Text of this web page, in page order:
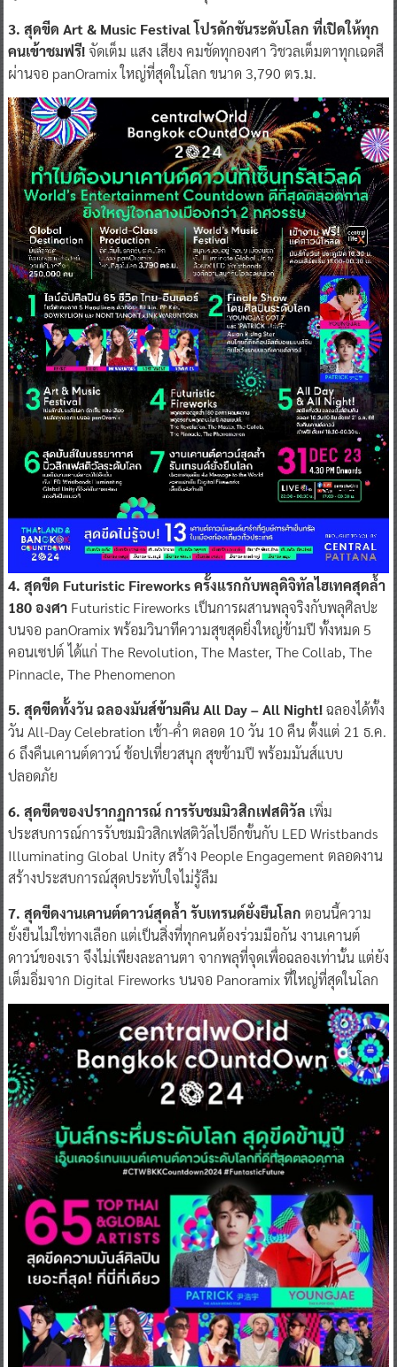
3. สุดขีด Art & Music Festival โปรดักชันระดับโลก ที่เปิดให้ทุก
คนเข้าชมฟรี!จัดเต็ม แสง เสียง คมชัดทุกองศา วิชวลเต็มตาทุกเฉดสี
ผ่านจอ panOramix ใหญ่ที่สุดในโลก ขนาด 3,790 ตร.ม.
4. สุดขีด Futuristic Fireworks ครั้งแรกกับพลุดิจิทัลไฮเทคสุดล้ำ
180 องศาFuturistic Fireworks เป็นการผสานพลุจริงกับพลุศิลปะ
บนจอ panOramix พร้อมวินาทีความสุขสุดยิ่งใหญ่ข้ามปี ทั้งหมด 5
คอนเซปต์ ได้แก่ The Revolution, The Master, The Collab, The
Pinnacle, The Phenomenon
5. สุดขีดทั้งวัน ฉลองมันส์ข้ามคืน All Day – All Night!ฉลองได้ทั้ง
วัน All-Day Celebration เช้า-ค่ำ ตลอด 10 วัน 10 คืน ตั้งแต่ 21 ธ.ค.
6 ถึงคืนเคานต์ดาวน์ ช้อปเที่ยวสนุก สุขข้ามปี พร้อมมันส์แบบ
ปลอดภัย
6. สุดขีดของปรากฏการณ์การรับชมมิวสิกเฟสติวัล เพิ่ม
ประสบการณ์การรับชมมิวสิกเฟสติวัลไปอีกขั้นกับ LED Wristbands
Illuminating Global Unity สร้าง People Engagement ตลอดงาน
สร้างประสบการณ์สุดประทับใจไม่รู้ลืม
7. สุดขีดงานเคานต์ดาวน์สุดล้ำรับเทรนด์ยั่งยืนโลก ตอนนี้ความ
ยั่งยืนไม่ใช่ทางเลือก แต่เป็นสิ่งที่ทุกคนต้องร่วมมือกัน งานเคานต์
ดาวน์ของเรา จึงไม่เพียงละลานตา จากพลุที่จุดเพื่อฉลองเท่านั้น แต่ยัง
เต็มอิ่มจาก Digital Fireworks บนจอ Panoramix ที่ใหญ่ที่สุดในโลก